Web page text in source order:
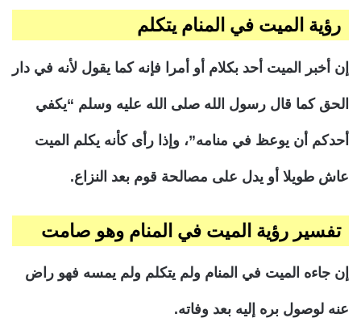
رؤية الميت في المنام يتكلم
إن أخبر الميت أحد بكلام أو أمرا فإنه كما يقول لأنه في دار
الحق كما قال رسول الله صلى الله عليه وسلم “يكفي
أحدكم أن يوعظ في منامه”، وإذا رأى كأنه يكلم الميت
عاش طويلا أو يدل على مصالحة قوم بعد النزاع.
تفسير رؤية الميت في المنام وهو صامت
إن جاءه الميت في المنام ولم يتكلم ولم يمسه فهو راض
عنه لوصول بره إليه بعد وفاته.